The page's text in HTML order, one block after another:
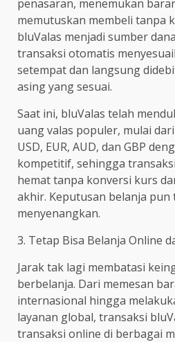
penasaran, menemukan
memutuskan membeli tanpa
bluValas menjadi sumber
transaksi otomatis
setempat dan langsung
asing yang sesuai.
Saat ini, bluValas telah
uang valas populer, mulai dari
USD, EUR, AUD, dan GBP
kompetitif, sehingga
hemat tanpa konversi kurs
akhir. Keputusan belanja
menyenangkan.
3. Tetap Bisa Belanja Online
Jarak tak lagi membatasi
berbelanja. Dari memesan
internasional hingga
layanan global, transaksi
transaksi online di berbagai